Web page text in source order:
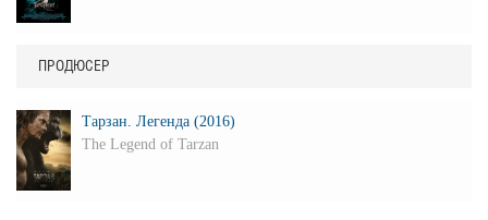
ПРОДЮСЕР
Тарзан. Легенда (2016)
The Legend of Tarzan